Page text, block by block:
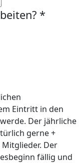
*
Eintritt in den
Der jährliche
gerne +
Der
fällig und